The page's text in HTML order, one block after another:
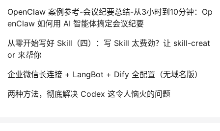
OpenClaw 案例参考-会议纪要总结-从3小时到10分钟：Op
enClaw 如何用 AI 智能体搞定会议纪要
从零开始写好 Skill（四）：写 Skill 太费劲？让 skill-creat
or 来帮你
企业微信长连接 + LangBot + Dify 全配置（无域名版）
两种方法，彻底解决 Codex 这令人恼火的问题